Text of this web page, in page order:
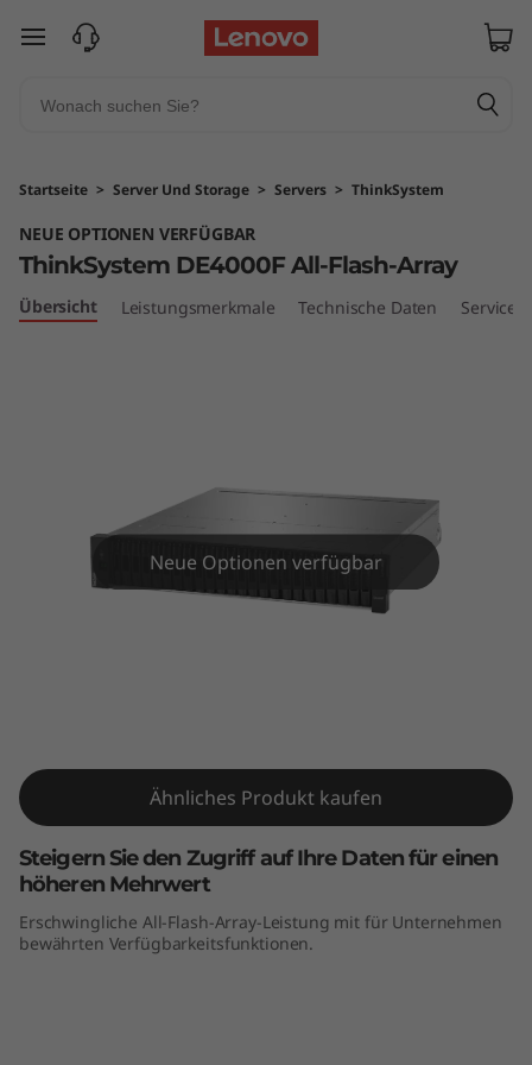
T
n
k
y
0
0
F
A
zum Hauptinhalt springen
Startseite > Server Und Storage > Servers > ThinkSystem
NEUE OPTIONEN VERFÜGBAR
ThinkSystem DE4000F All-Flash-Array
Übersicht Leistungsmerkmale Technische Daten Services
Neue Optionen verfügbar
Ähnliches Produkt kaufen
Steigern Sie den Zugriff auf Ihre Daten für einen
höheren Mehrwert
Erschwingliche All-Flash-Array-Leistung mit für Unternehmen
bewährten Verfügbarkeitsfunktionen.